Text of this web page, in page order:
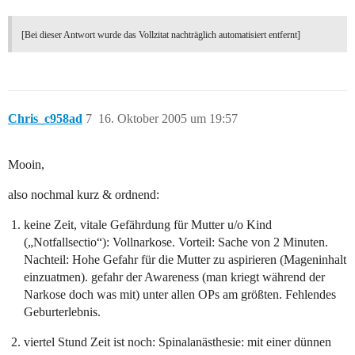
[Bei dieser Antwort wurde das Vollzitat nachträglich automatisiert entfernt]
Chris_c958ad 16. Oktober 2005 um 19:57
7
Mooin,
also nochmal kurz & ordnend:
keine Zeit, vitale Gefährdung für Mutter u/o Kind
(„Notfallsectio“): Vollnarkose. Vorteil: Sache von 2 Minuten.
Nachteil: Hohe Gefahr für die Mutter zu aspirieren (Mageninhalt
einzuatmen). gefahr der Awareness (man kriegt während der
Narkose doch was mit) unter allen OPs am größten. Fehlendes
Geburterlebnis.
viertel Stund Zeit ist noch: Spinalanästhesie: mit einer dünnen